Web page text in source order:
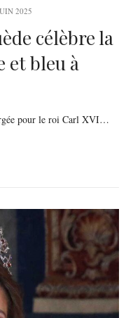
2025
célèbre la
et bleu à
pour le roi Carl XVI…